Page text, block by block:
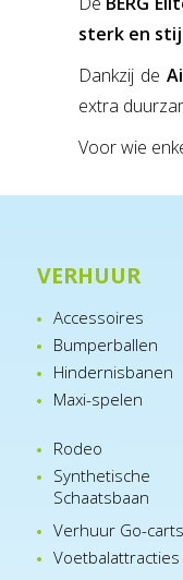
sterk en
Dankzij de
extra
Voor wie
VERHUUR
Accessoires
Bumperballen
Hindernisbanen
Maxi-spelen
Rodeo
Synthetische
Schaatsbaan
Verhuur Go-carts
Voetbalattracties